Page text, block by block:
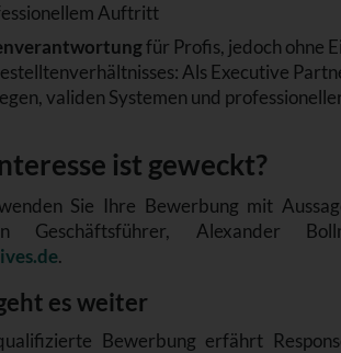
Auftritt
für Profis, jedoch ohne
Als Executive
validen Systemen und
ist geweckt?
Sie Ihre Bewerbung mit
Geschäftsführer, Alexander
.
es weiter
Bewerbung erfährt